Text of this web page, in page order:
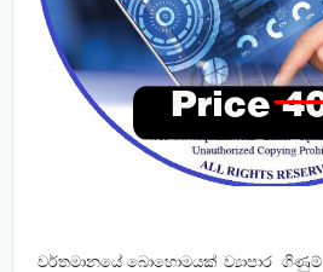
වර්තමානයේ බොහොමයක් ව්‍යාපාර ගිණුම්